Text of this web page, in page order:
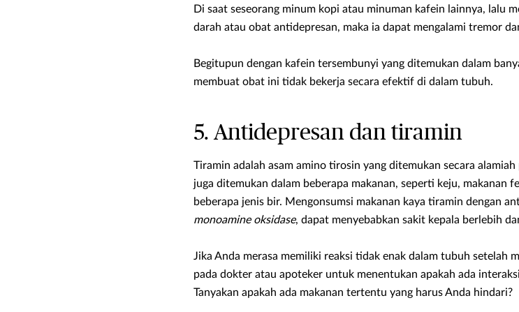
Di saat seseorang minum kopi atau minuman kafein lainnya, lalu
darah atau obat antidepresan, maka ia dapat mengalami tremor
Begitupun dengan kafein tersembunyi yang ditemukan dalam
membuat obat ini tidak bekerja secara efektif di dalam tubuh.
5. Antidepresan dan tiramin
Tiramin adalah asam amino tirosin yang ditemukan secara
juga ditemukan dalam beberapa makanan, seperti keju, makanan
beberapa jenis bir. Mengonsumsi makanan kaya tiramin dengan
monoamine oksidase, dapat menyebabkan sakit kepala berlebih
Jika Anda merasa memiliki reaksi tidak enak dalam tubuh setelah
pada dokter atau apoteker untuk menentukan apakah ada
Tanyakan apakah ada makanan tertentu yang harus Anda hindari?